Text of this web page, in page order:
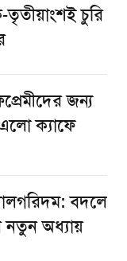
চুরি
জন্য
ক্যাফে
বদলে
নতুন অধ্যায়